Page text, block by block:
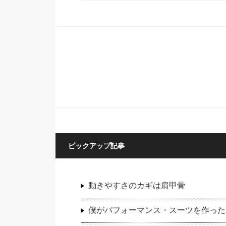
ピックアップ記事
動きやすさのカギは肩甲骨
僕がパフォーマンス・スーツを作っ